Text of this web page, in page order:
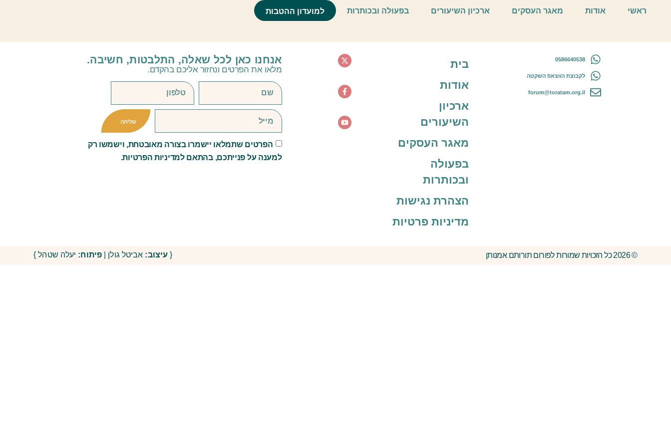
ראשי אודות מאגר העסקים ארכיון השיעורים בפעולה ובכותרות למועדון ההטבות
התוועדויות מוזיקליות, סדנאות כתיבה ותורה, שיעורי גיטרה
0586640538
לקבוצת הווצאפ השקטה
forum@toratam.org.il
בית
אודות
ארכיון
השיעורים
מאגר העסקים
בפעולה
ובכותרות
הצהרת נגישות
מדיניות פרטיות
אנחנו כאן לכל שאלה, התלבטות, חשיבה.
מלאו את הפרטים ונחזור אליכם בהקדם.
הפרטים שתמלאו יישמרו בצורה מאובטחת, וישמשו רק
למענה על פנייתכם, בהתאם למדיניות הפרטיות.
שליחה
© 2026 כל הזכויות שמורות לפורום תורותם אמנותן { עיצוב: אביטל גולן | פיתוח: יעלה שטהל }